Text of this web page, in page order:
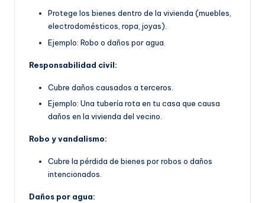
Protege los bienes dentro de la vivienda (muebles,
electrodomésticos, ropa, joyas).
Ejemplo: Robo o daños por agua.
Responsabilidad civil:
Cubre daños causados a terceros.
Ejemplo: Una tubería rota en tu casa que causa
daños en la vivienda del vecino.
Robo y vandalismo:
Cubre la pérdida de bienes por robos o daños
intencionados.
Daños por agua: